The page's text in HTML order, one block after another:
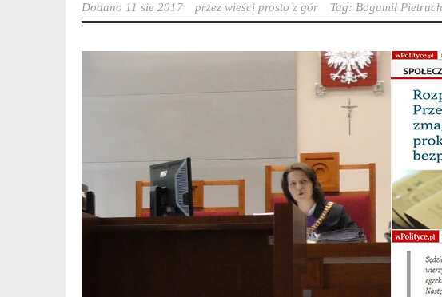
Dodano 11 sie 2017 przez wieści prosto z gór Tag: Bogumił